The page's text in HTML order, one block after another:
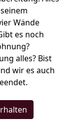
Wände
es noch
alles? Bist
wir es auch